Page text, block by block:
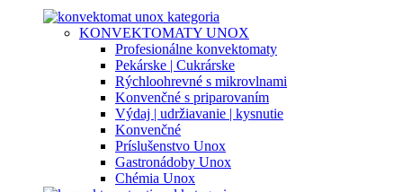
KONVEKTOMATY UNOX
Profesionálne konvektomaty
Pekárske | Cukrárske
Rýchloohrevné s mikrovlnami
Konvenčné s priparovaním
Výdaj | udržiavanie | kysnutie
Konvenčné
Príslušenstvo Unox
Gastronádoby Unox
Chémia Unox